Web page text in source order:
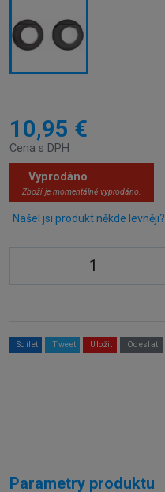
10,95 €
Cena s DPH
Vyprodáno
Zboží je momentálně vyprodáno.
Našel jsi produkt někde levněji?
Sdílet Tweet Uložit Odeslat
Parametry produktu